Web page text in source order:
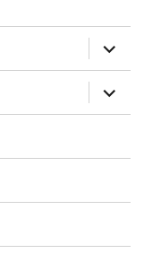
ouvrir
le
sous-
menu
ouvrir
le
sous-